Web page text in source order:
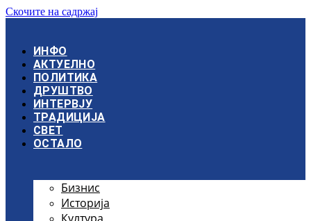
Скочите на садржај
ИНФО
АКТУЕЛНО
ПОЛИТИКА
ДРУШТВО
ИНТЕРВЈУ
ТРАДИЦИЈА
СВЕТ
ОСТАЛО
Бизнис
Историја